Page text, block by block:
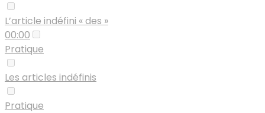
L’article indéfini « des »
00:00
Pratique
Les articles indéfinis
Pratique